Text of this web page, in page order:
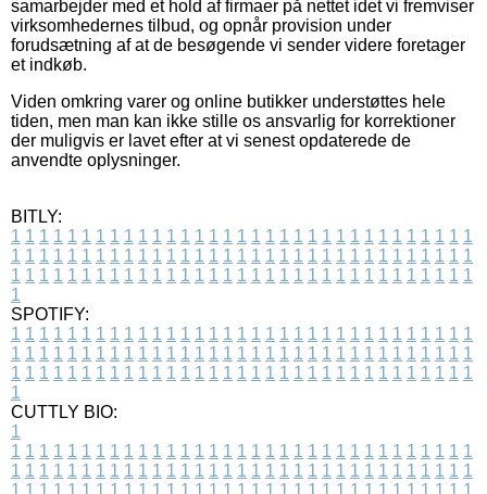
samarbejder med et hold af firmaer på nettet idet vi fremviser
virksomhedernes tilbud, og opnår provision under
forudsætning af at de besøgende vi sender videre foretager
et indkøb.
Viden omkring varer og online butikker understøttes hele
tiden, men man kan ikke stille os ansvarlig for korrektioner
der muligvis er lavet efter at vi senest opdaterede de
anvendte oplysninger.
BITLY:
1 1 1 1 1 1 1 1 1 1 1 1 1 1 1 1 1 1 1 1 1 1 1 1 1 1 1 1 1 1 1 1 1
1 1 1 1 1 1 1 1 1 1 1 1 1 1 1 1 1 1 1 1 1 1 1 1 1 1 1 1 1 1 1 1 1
1 1 1 1 1 1 1 1 1 1 1 1 1 1 1 1 1 1 1 1 1 1 1 1 1 1 1 1 1 1 1 1 1
1
SPOTIFY:
1 1 1 1 1 1 1 1 1 1 1 1 1 1 1 1 1 1 1 1 1 1 1 1 1 1 1 1 1 1 1 1 1
1 1 1 1 1 1 1 1 1 1 1 1 1 1 1 1 1 1 1 1 1 1 1 1 1 1 1 1 1 1 1 1 1
1 1 1 1 1 1 1 1 1 1 1 1 1 1 1 1 1 1 1 1 1 1 1 1 1 1 1 1 1 1 1 1 1
1
CUTTLY BIO:
1
1 1 1 1 1 1 1 1 1 1 1 1 1 1 1 1 1 1 1 1 1 1 1 1 1 1 1 1 1 1 1 1 1
1 1 1 1 1 1 1 1 1 1 1 1 1 1 1 1 1 1 1 1 1 1 1 1 1 1 1 1 1 1 1 1 1
1 1 1 1 1 1 1 1 1 1 1 1 1 1 1 1 1 1 1 1 1 1 1 1 1 1 1 1 1 1 1 1 1